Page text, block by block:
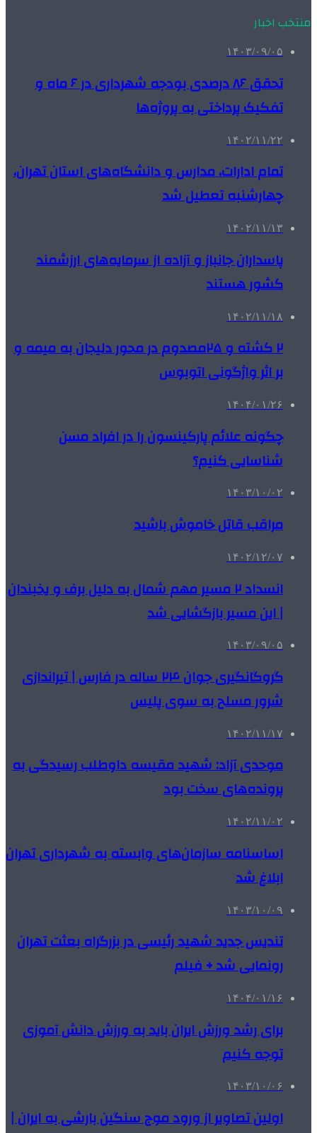
منتخب اخبار
۱۴۰۳/۰۹/۰۵
تحقق ۸۶ درصدی بودجه شهرداری در ۶ ماه و
تفکیک پرداختی به پروژه‌ها
۱۴۰۲/۱۱/۲۲
تمام ادارات، مدارس و دانشگاه‌های استان تهران،
چهارشنبه تعطیل شد
۱۴۰۲/۱۱/۱۳
پاسداران جانباز و آزاده از سرمایه‌های ارزشمند
کشور هستند
۱۴۰۲/۱۱/۱۸
۲ کشته و ۲۵مصدوم در محور دلیجان به میمه و
بر اثر واژگونی اتوبوس
۱۴۰۴/۰۱/۲۶
چگونه علائم پارکینسون را در افراد مسن
شناسایی کنیم؟
۱۴۰۳/۱۰/۰۲
مراقب قاتل خاموش باشید
۱۴۰۲/۱۲/۰۷
انسداد ۲ مسیر مهم شمال به دلیل برف و یخبندان
| این مسیر بازگشایی شد
۱۴۰۳/۰۹/۰۵
گروگانگیری جوان ۲۴ ساله در فارس | تیراندازی
شرور مسلح به سوی پلیس
۱۴۰۲/۱۱/۱۷
موحدی آزاد: شهید مقیسه داوطلب رسیدگی به
پرونده‌های سخت بود
۱۴۰۲/۱۱/۰۲
اساسنامه سازمان‌های وابسته به شهرداری تهران
ابلاغ شد
۱۴۰۳/۱۰/۰۹
تندیس جدید شهید رئیسی در بزرگراه بعثت تهران
رونمایی شد + فیلم
۱۴۰۴/۰۱/۱۶
برای رشد ورزش ایران باید به ورزش دانش آموزی
توجه کنیم
۱۴۰۳/۱۰/۰۶
اولین تصاویر از ورود موج سنگین بارشی به ایران |